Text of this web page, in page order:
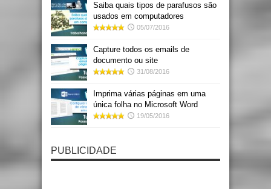
Saiba quais tipos de parafusos são
usados em computadores
05/07/2016
Capture todos os emails de
documento ou site
31/08/2016
Imprima várias páginas em uma
única folha no Microsoft Word
19/05/2016
PUBLICIDADE